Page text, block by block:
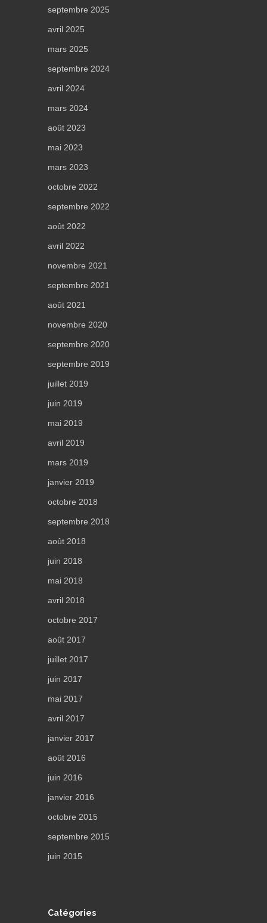
septembre 2025
avril 2025
mars 2025
septembre 2024
avril 2024
mars 2024
août 2023
mai 2023
mars 2023
octobre 2022
septembre 2022
août 2022
avril 2022
novembre 2021
septembre 2021
août 2021
novembre 2020
septembre 2020
septembre 2019
juillet 2019
juin 2019
mai 2019
avril 2019
mars 2019
janvier 2019
octobre 2018
septembre 2018
août 2018
juin 2018
mai 2018
avril 2018
octobre 2017
août 2017
juillet 2017
juin 2017
mai 2017
avril 2017
janvier 2017
août 2016
juin 2016
janvier 2016
octobre 2015
septembre 2015
juin 2015
Catégories